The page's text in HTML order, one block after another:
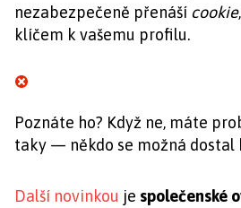
nezabezpečeně přenáší cookie
klíčem k vašemu profilu.
Poznáte ho? Když ne, máte
taky — někdo se možná dostal
Další novinkou je společenské